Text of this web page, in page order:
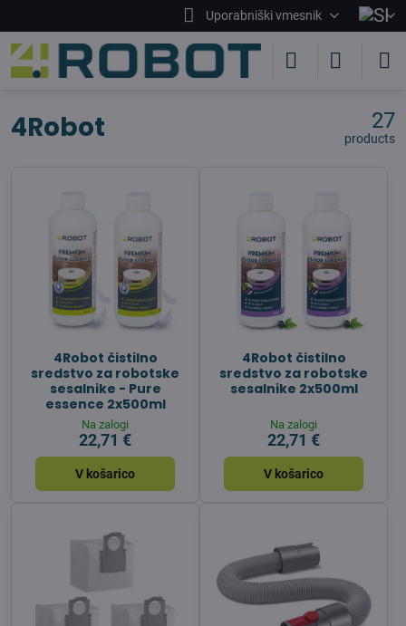
Uporabniški vmesnik
4Robot 27
products
4Robot čistilno
sredstvo za robotske
sesalnike - Pure
essence 2x500ml
Na zalogi
22,71 €
V košarico
4Robot čistilno
sredstvo za robotske
sesalnike 2x500ml
Na zalogi
22,71 €
V košarico